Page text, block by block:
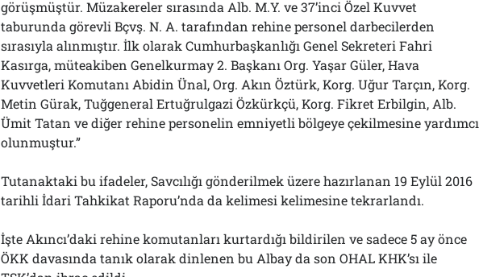
görüşmüştür. Müzakereler sırasında Alb. M.Y. ve 37’inci Özel Kuvvet
taburunda görevli Bçvş. N. A. tarafından rehine personel darbecilerden
sırasıyla alınmıştır. İlk olarak Cumhurbaşkanlığı Genel Sekreteri Fahri
Kasırga, müteakiben Genelkurmay 2. Başkanı Org. Yaşar Güler, Hava
Kuvvetleri Komutanı Abidin Ünal, Org. Akın Öztürk, Korg. Uğur Tarçın, Korg.
Metin Gürak, Tuğgeneral Ertuğrulgazi Özkürkçü, Korg. Fikret Erbilgin, Alb.
Ümit Tatan ve diğer rehine personelin emniyetli bölgeye çekilmesine yardımcı
olunmuştur.”
Tutanaktaki bu ifadeler, Savcılığı gönderilmek üzere hazırlanan 19 Eylül 2016
tarihli İdari Tahkikat Raporu’nda da kelimesi kelimesine tekrarlandı.
İşte Akıncı’daki rehine komutanları kurtardığı bildirilen ve sadece 5 ay önce
ÖKK davasında tanık olarak dinlenen bu Albay da son OHAL KHK’sı ile